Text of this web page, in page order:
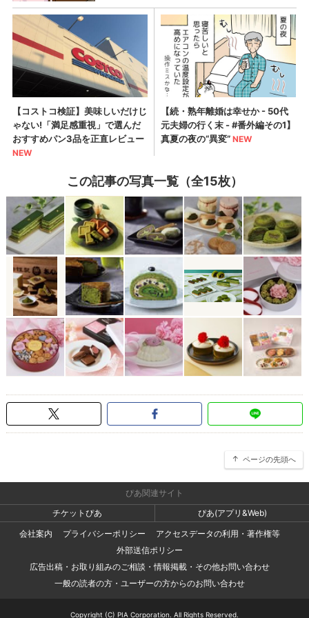
この記事の写真一覧（全15枚）
ページの先頭へ
ぴあ関連サイト
チケットぴあ
ぴあ(アプリ&Web)
会社案内
プライバシーポリシー
アクセスデータの利用・著作権等
外部送信ポリシー
広告出稿・お取り組みのご相談・情報掲載・その他お問い合わせ
一般の読者の方・ユーザーの方からのお問い合わせ
Copyright (C) PIA Corporation. All Rights Reserved.